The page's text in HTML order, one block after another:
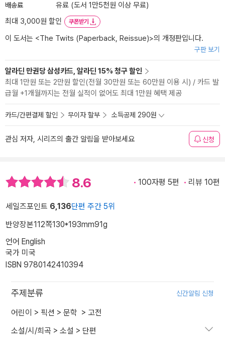
배송료
유료 (도서 1만5천원 이상 무료)
최대 3,000원 할인
쿠폰받기
이 도서는 <The Twits (Paperback, Reissue)>의 개정판입니다.
구판 보기
알라딘 만권당 삼성카드, 알라딘 15% 청구 할인
최대 1만원 또는 2만원 할인(전월 30만원 또는 60만원 이용 시) / 카드 발
급월 +1개월까지는 전월 실적이 없어도 최대 1만원 혜택 제공
카드/간편결제 할인 무이자 할부 소득공제 290원
관심 저자, 시리즈의 출간 알림을 받아보세요 신청
8.6 100자평 5편 리뷰 10편
세일즈포인트 6,136단편 주간 5위
반양장본112쪽130*193mm91g
언어 English
국가 미국
ISBN 9780142410394
주제분류 신간알림 신청
어린이 > 픽션 > 문학 > 고전
소설/시/희곡 > 소설 > 단편